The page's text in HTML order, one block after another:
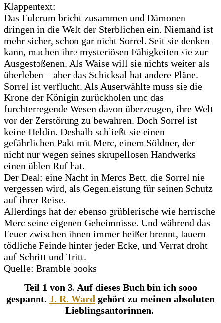
Klappentext:
Das Fulcrum bricht zusammen und Dämonen
dringen in die Welt der Sterblichen ein. Niemand ist
mehr sicher, schon gar nicht Sorrel. Seit sie denken
kann, machen ihre mysteriösen Fähigkeiten sie zur
Ausgestoßenen. Als Waise will sie nichts weiter als
überleben – aber das Schicksal hat andere Pläne.
Sorrel ist verflucht. Als Auserwählte muss sie die
Krone der Königin zurückholen und das
furchterregende Wesen davon überzeugen, ihre Welt
vor der Zerstörung zu bewahren. Doch Sorrel ist
keine Heldin. Deshalb schließt sie einen
gefährlichen Pakt mit Merc, einem Söldner, der
nicht nur wegen seines skrupellosen Handwerks
einen üblen Ruf hat.
Der Deal: eine Nacht in Mercs Bett, die Sorrel nie
vergessen wird, als Gegenleistung für seinen Schutz
auf ihrer Reise.
Allerdings hat der ebenso grüblerische wie herrische
Merc seine eigenen Geheimnisse. Und während das
Feuer zwischen ihnen immer heißer brennt, lauern
tödliche Feinde hinter jeder Ecke, und Verrat droht
auf Schritt und Tritt.
Quelle: Bramble books
Teil 1 von 3. Auf dieses Buch bin ich sooo
gespannt. J. R. Ward gehört zu meinen absoluten
Lieblingsautorinnen.